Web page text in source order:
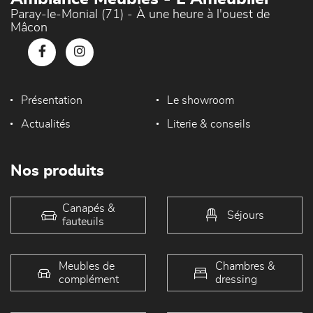
Paray-le-Monial (71) - À une heure à l'ouest de
Mâcon
Présentation Le showroom
Actualités Literie & conseils
Nos produits
Canapés &
fauteuils
Séjours
Meubles de
complément
Chambres &
dressing